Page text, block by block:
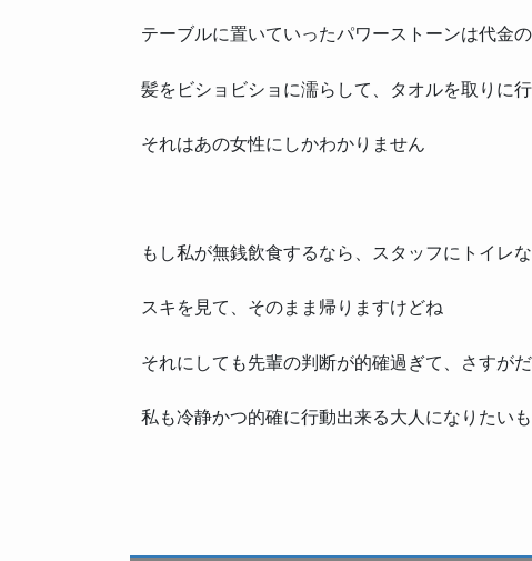
テーブルに置いていったパワーストーンは代金
髪をビショビショに濡らして、タオルを取りに
それはあの女性にしかわかりません
もし私が無銭飲食するなら、スタッフにトイレ
スキを見て、そのまま帰りますけどね
それにしても先輩の判断が的確過ぎて、さすが
私も冷静かつ的確に行動出来る大人になりたい
３６号清